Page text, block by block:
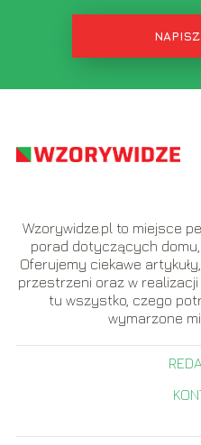
Wzorywidze.pl to miejsce
porad dotyczących
Oferujemy ciekawe
przestrzeni oraz w
tu wszystko, czego
wymarzone